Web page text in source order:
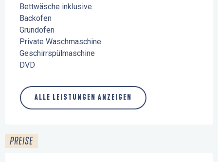
Bettwäsche inklusive
Backofen
Grundofen
Private Waschmaschine
Geschirrspülmaschine
DVD
ALLE LEISTUNGEN ANZEIGEN
PREISE